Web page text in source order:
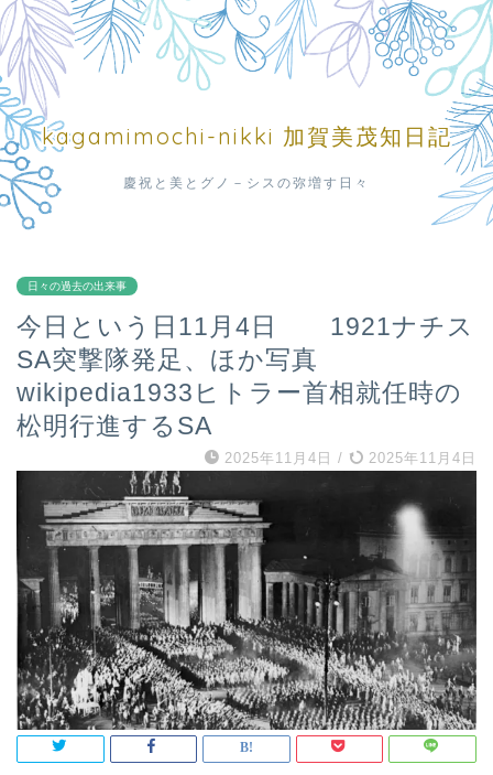
kagamimochi-nikki 加賀美茂知日記
慶祝と美とグノ－シスの弥増す日々
日々の過去の出来事
今日という日11月4日 1921ナチス
SA突撃隊発足、ほか写真
wikipedia1933ヒトラー首相就任時の
松明行進するSA
2025年11月4日 / 2025年11月4日